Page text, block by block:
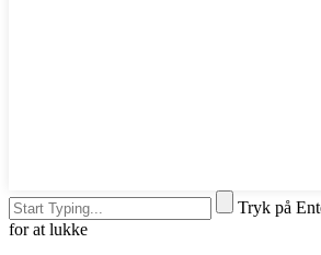
Tryk på
for at lukke